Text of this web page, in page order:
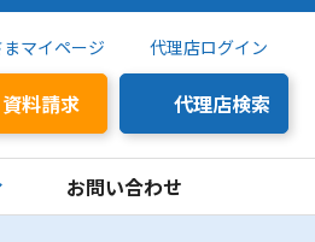
マイページ 代理店ログイン
資料請求 代理店検索
お問い合わせ